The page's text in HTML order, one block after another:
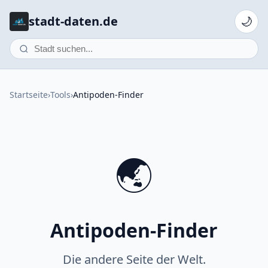
stadt-daten.de 🌙
Startseite›Tools›Antipoden-Finder
🌏
Antipoden-Finder
Die andere Seite der Welt.